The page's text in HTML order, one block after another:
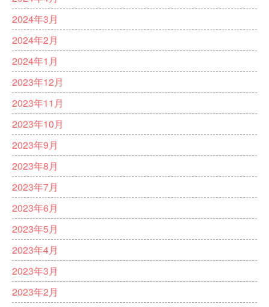
2024年3月
2024年2月
2024年1月
2023年12月
2023年11月
2023年10月
2023年9月
2023年8月
2023年7月
2023年6月
2023年5月
2023年4月
2023年3月
2023年2月